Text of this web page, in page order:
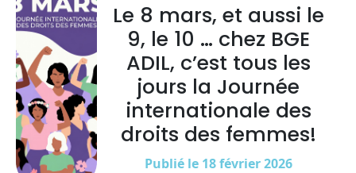
Le 8 mars, et aussi le
9, le 10 … chez BGE
ADIL, c’est tous les
jours la Journée
internationale des
droits des femmes!
Publié le 18 février 2026